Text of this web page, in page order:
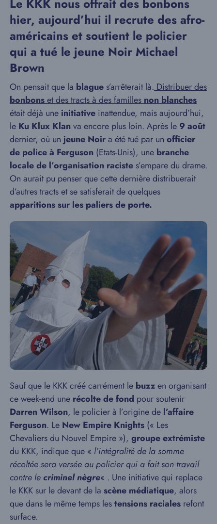
Le KKK nous offrait des bonbons
hier, aujourd’hui il recrute des afro-
américains et soutient le policier
qui a tué le jeune Noir Michael
Brown
On pensait que la blague s’arrêterait là. Distribuer des
bonbonset des tracts à des familles non blanches
était déjà une initiative inattendue, mais aujourd’hui,
le Ku Klux Klanva encore plus loin. Après le 9 août
dernier, où un jeune Noira été tué par un officier
de police à Ferguson (Etats-Unis), une branche
locale de l’organisation raciste s’empare du drame.
On aurait pu penser que cette dernière distribuerait
d’autres tracts et se satisferait de quelques
apparitions sur les paliers de porte.
Sauf que le KKK créé carrément le buzzen organisant
ce week-end une récolte de fond pour soutenir
Darren Wilson, le policier à l’origine de l’affaire
Ferguson. Le New Empire Knights (« Les
Chevaliers du Nouvel Empire »), groupe extrémiste
du KKK, indique que « l’intégralité de la somme
récoltée sera versée au policier qui a fait son travail
contre lecriminel nègre« . Une initiative qui replace
le KKK sur le devant de la scène médiatique, alors
que dans le même temps lestensions raciales refont
surface.